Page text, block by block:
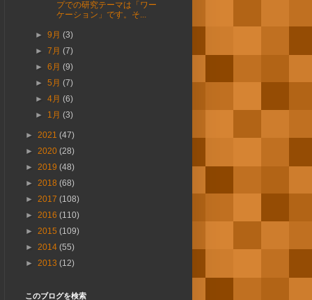
プでの研究テーマは「ワー
ケーション」です。そ...
►9月(3)
►7月(7)
►6月(9)
►5月(7)
►4月(6)
► 1月(3)
► 2021 (47)
► 2020 (28)
► 2019 (48)
► 2018 (68)
► 2017 (108)
► 2016 (110)
► 2015 (109)
► 2014 (55)
► 2013 (12)
このブログを検索